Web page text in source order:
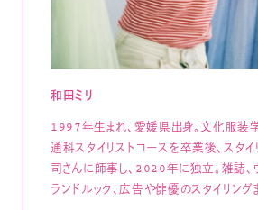
和田ミリ
1997年生まれ、愛媛県出身。文化服装
通科スタイリストコースを卒業後、スタ
司さんに師事し、2020年に独立。雑誌、
ランドルック、広告や俳優のスタイリング